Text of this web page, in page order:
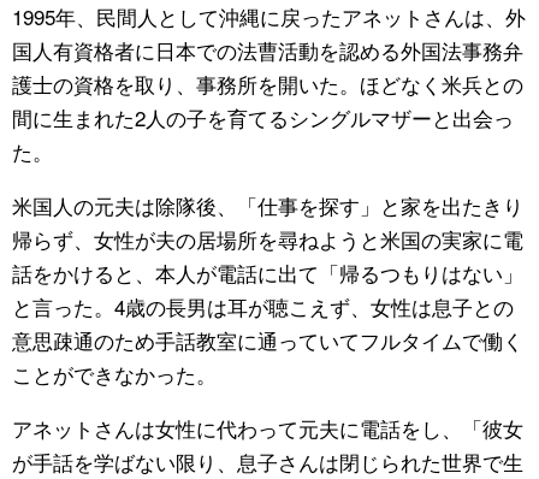
1995年、民間人として沖縄に戻ったアネットさんは、外
国人有資格者に日本での法曹活動を認める外国法事務弁
護士の資格を取り、事務所を開いた。ほどなく米兵との
間に生まれた2人の子を育てるシングルマザーと出会っ
た。
米国人の元夫は除隊後、「仕事を探す」と家を出たきり
帰らず、女性が夫の居場所を尋ねようと米国の実家に電
話をかけると、本人が電話に出て「帰るつもりはない」
と言った。4歳の長男は耳が聴こえず、女性は息子との
意思疎通のため手話教室に通っていてフルタイムで働く
ことができなかった。
アネットさんは女性に代わって元夫に電話をし、「彼女
が手話を学ばない限り、息子さんは閉じられた世界で生